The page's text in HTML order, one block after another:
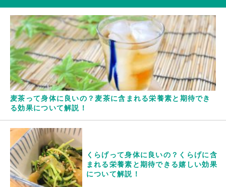
麦茶って身体に良いの？麦茶に含まれる栄養素と期待でき
る効果について解説！
くらげって身体に良いの？くらげに含
まれる栄養素と期待できる嬉しい効果
について解説！